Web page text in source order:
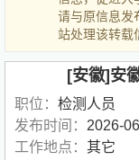
请与原信息发
站处理该转载
[安徽]安
职位： 检测人员
发布时间： 2026-
工作地点： 其它